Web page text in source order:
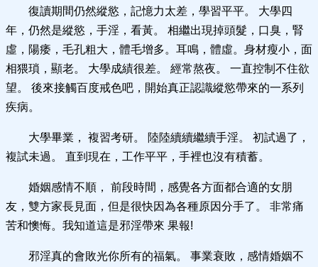
復讀期間仍然縱慾，記憶力太差，學習平平。 大學四
年，仍然是縱慾，手淫，看黃。 相繼出現掉頭髮，口臭，腎
虛，陽痿，毛孔粗大，體毛增多。耳鳴，體虛。身材瘦小，面
相猥瑣，顯老。 大學成績很差。 經常熬夜。 一直控制不住欲
望。 後來接觸百度戒色吧，開始真正認識縱慾帶來的一系列
疾病。
大學畢業， 複習考研。 陸陸續續繼續手淫。 初試過了，
複試未過。 直到現在，工作平平，手裡也沒有積蓄。
婚姻感情不順， 前段時間，感覺各方面都合適的女朋
友，雙方家長見面，但是很快因為各種原因分手了。 非常痛
苦和懊悔。我知道這是邪淫帶來 果報!
邪淫真的會敗光你所有的福氣。 事業衰敗，感情婚姻不